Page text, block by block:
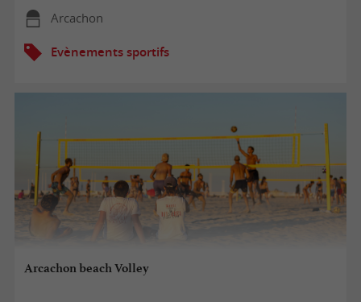
Arcachon
Evènements sportifs
Arcachon beach Volley